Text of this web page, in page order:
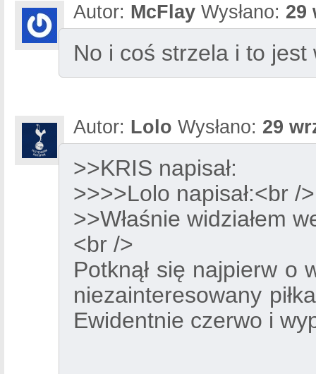
Autor: McFlay Wysłano: 29
No i coś strzela i to jest
Autor: Lolo Wysłano: 29
>>KRIS napisał:
>>>>Lolo napisał:<br />
>>Właśnie widziałem
<br />
Potknął się najpierw o
niezainteresowany
Ewidentnie czerwo i